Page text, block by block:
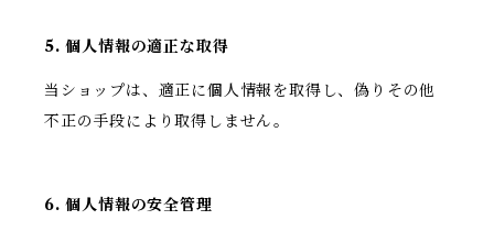
5. 個人情報の適正な取得
当ショップは、適正に個人情報を取得し、偽りその他
不正の手段により取得しません。
6. 個人情報の安全管理